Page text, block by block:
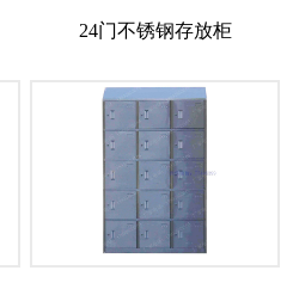
24门不锈钢存放柜